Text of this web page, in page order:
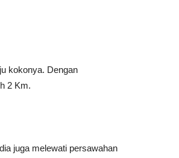
kokonya. Dengan
2 Km.
juga melewati persawahan